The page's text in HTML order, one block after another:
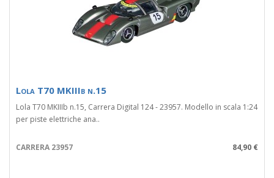
Lola T70 MKIIIb n.15
Lola T70 MKIIIb n.15, Carrera Digital 124 - 23957. Modello in scala 1:24
per piste elettriche ana..
CARRERA 23957 84,90 €